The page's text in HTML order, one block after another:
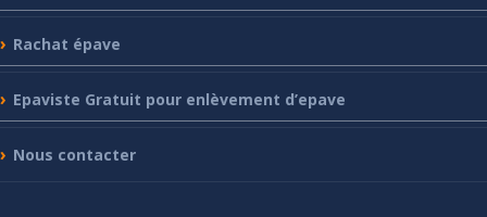
Rachat épave
Epaviste Gratuit pour enlèvement d’epave
Nous contacter